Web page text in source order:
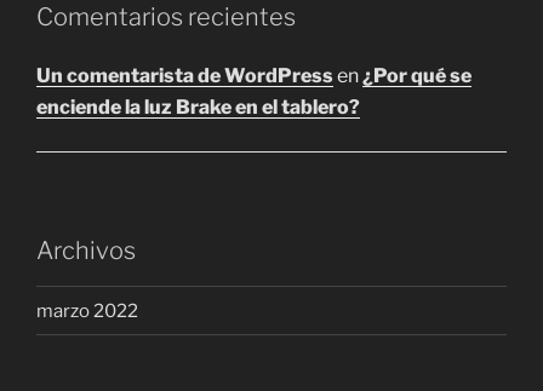
Comentarios recientes
Un comentarista de WordPressen¿Por qué se
enciende la luz Brake en el tablero?
Archivos
marzo 2022